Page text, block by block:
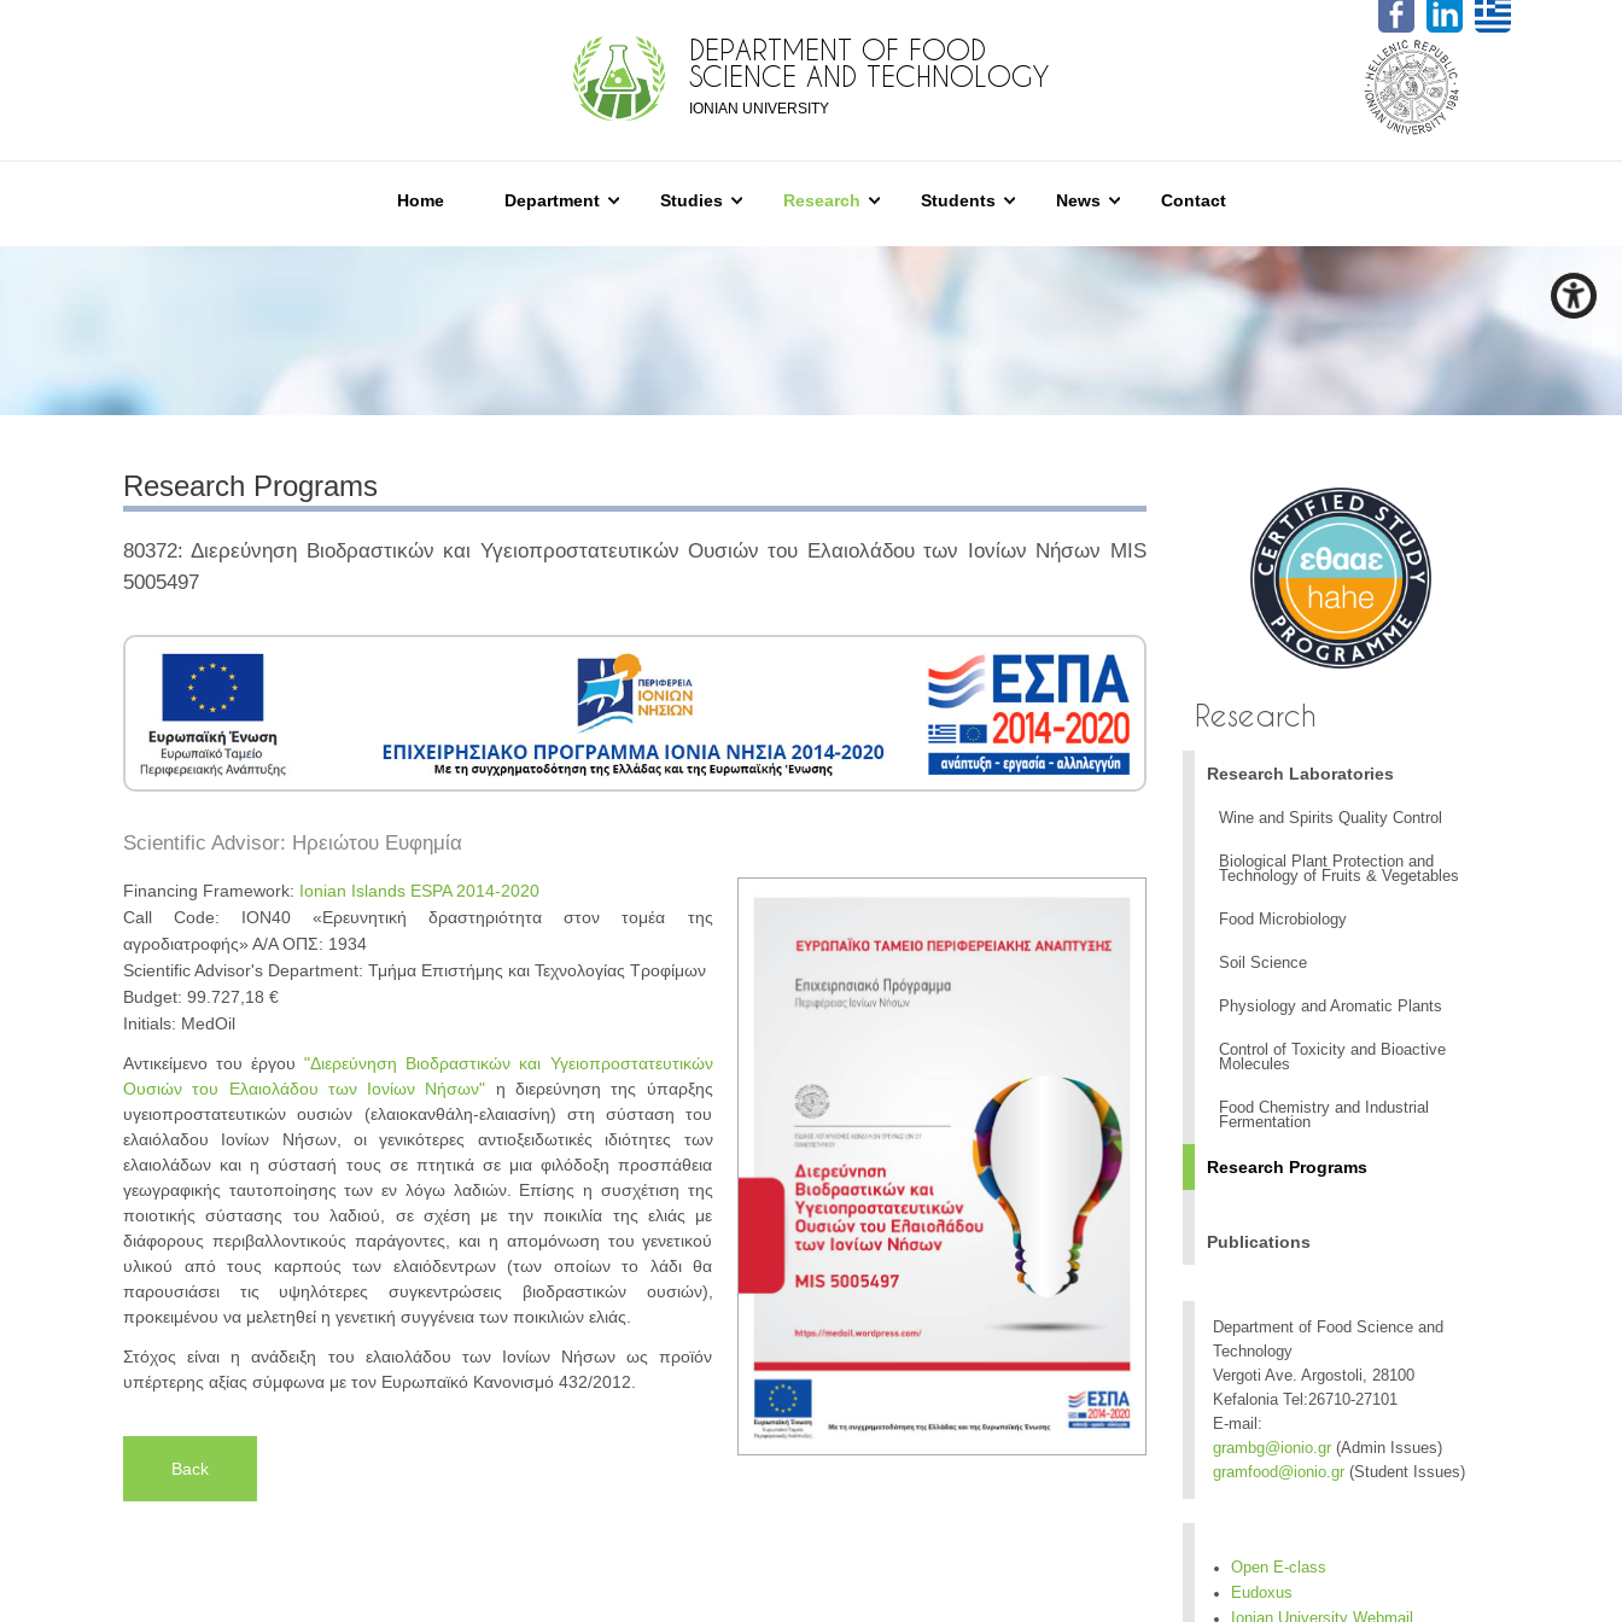
DEPARTMENT OF FOOD
SCIENCE AND TECHNOLOGY
IONIAN UNIVERSITY
Home Department Studies Research Students News Contact
Research Programs
80372: Διερεύνηση Βιοδραστικών και Υγειοπροστατευτικών Ουσιών του Ελαιολάδου των Ιονίων Νήσων MIS
5005497
Scientific Advisor: Ηρειώτου Ευφημία
Financing Framework: Ionian Islands ESPA 2014-2020
Call Code: ΙΟΝ40 «Ερευνητική δραστηριότητα στον τομέα της
αγροδιατροφής» Α/Α ΟΠΣ: 1934
Scientific Advisor's Department: Τμήμα Επιστήμης και Τεχνολογίας Τροφίμων
Budget: 99.727,18 €
Initials: MedOil
Αντικείμενο του έργου"Διερεύνηση Βιοδραστικών και Υγειοπροστατευτικών
Ουσιών του Ελαιολάδου των Ιονίων Νήσων" η διερεύνηση της ύπαρξης
υγειοπροστατευτικών ουσιών (ελαιοκανθάλη-ελαιασίνη) στη σύσταση του
ελαιόλαδου Ιονίων Νήσων, οι γενικότερες αντιοξειδωτικές ιδιότητες των
ελαιολάδων και η σύστασή τους σε πτητικά σε μια φιλόδοξη προσπάθεια
γεωγραφικής ταυτοποίησης των εν λόγω λαδιών. Επίσης η συσχέτιση της
ποιοτικής σύστασης του λαδιού, σε σχέση με την ποικιλία της ελιάς με
διάφορους περιβαλλοντικούς παράγοντες, και η απομόνωση του γενετικού
υλικού από τους καρπούς των ελαιόδεντρων (των οποίων το λάδι θα
παρουσιάσει τις υψηλότερες συγκεντρώσεις βιοδραστικών ουσιών),
προκειμένου να μελετηθεί η γενετική συγγένεια των ποικιλιών ελιάς.
Στόχος είναι η ανάδειξη του ελαιολάδου των Ιονίων Νήσων ως προϊόν
υπέρτερης αξίας σύμφωνα με τον Ευρωπαϊκό Κανονισμό 432/2012.
Back
Research
Research Laboratories
Wine and Spirits Quality Control
Biological Plant Protection and
Technology of Fruits & Vegetables
Food Microbiology
Soil Science
Physiology and Aromatic Plants
Control of Toxicity and Bioactive
Molecules
Food Chemistry and Industrial
Fermentation
Research Programs
Publications
Department of Food Science and
Technology
Vergoti Ave. Argostoli, 28100
Kefalonia Tel:26710-27101
E-mail:
grambg@ionio.gr(Admin Issues)
gramfood@ionio.gr(Student Issues)
Open E-class
Eudoxus
Ionian University Webmail